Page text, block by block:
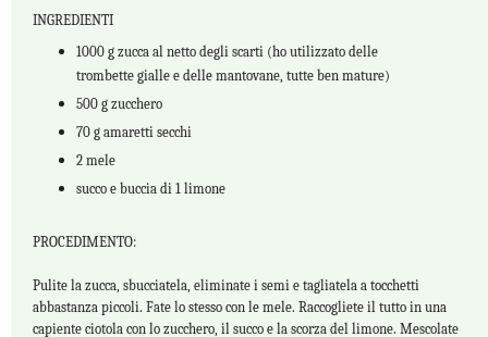
INGREDIENTI
1000 g zucca al netto degli scarti (ho utilizzato delle
trombette gialle e delle mantovane, tutte ben mature)
500 g zucchero
70 g amaretti secchi
2 mele
succo e buccia di 1 limone
PROCEDIMENTO:
Pulite la zucca, sbucciatela, eliminate i semi e tagliatela a tocchetti
abbastanza piccoli. Fate lo stesso con le mele. Raccogliete il tutto in una
capiente ciotola con lo zucchero, il succo e la scorza del limone. Mescolate